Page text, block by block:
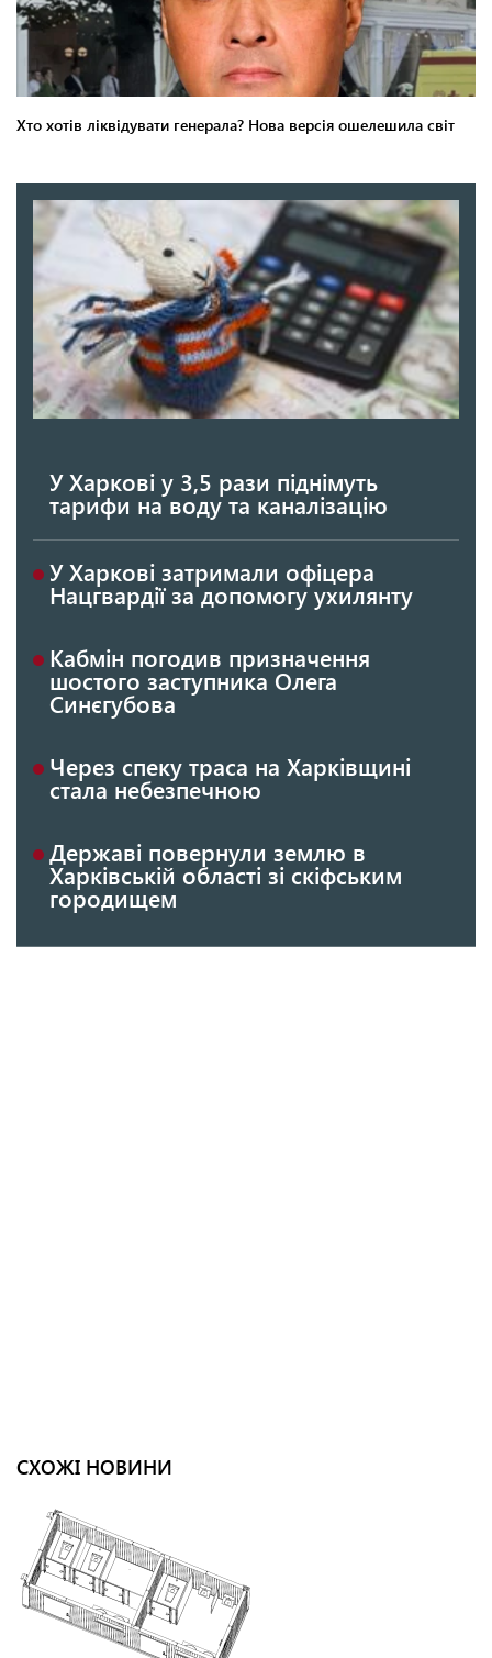
У Харкові у 3,5 рази піднімуть
тарифи на воду та каналізацію
У Харкові затримали офіцера
Нацгвардії за допомогу ухилянту
Кабмін погодив призначення
шостого заступника Олега
Синєгубова
Через спеку траса на Харківщині
стала небезпечною
Державі повернули землю в
Харківській області зі скіфським
городищем
СХОЖІ НОВИНИ